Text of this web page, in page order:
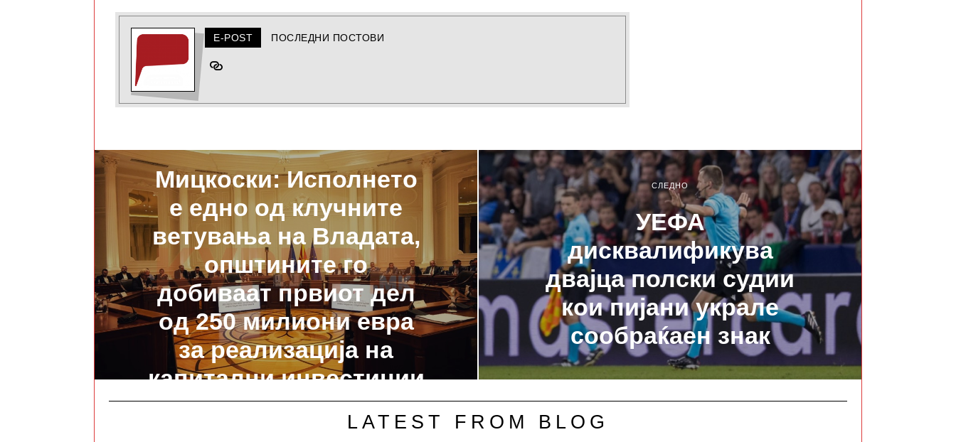
E-POST ПОСЛЕДНИ ПОСТОВИ
Мицкоски: Исполнето
е едно од клучните
ветувања на Владата,
општините го
добиваат првиот дел
од 250 милиони евра
за реализација на
капитални инвестиции
СЛЕДНО
УЕФА
дисквалификува
двајца полски судии
кои пијани украле
сообраќаен знак
LATEST FROM BLOG